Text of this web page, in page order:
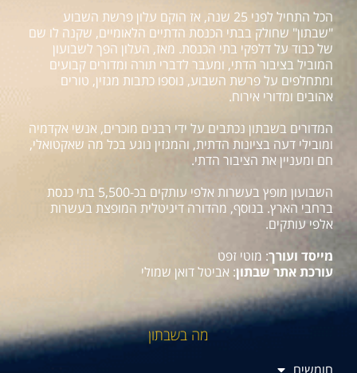
הכל התחיל לפני 25 שנה, אז הוקם עלון פרשת השבוע
"שבתון" שחולק בבתי הכנסת הדתיים הלאומיים, שקנה לו שם
של כבוד על דלפקי בתי הכנסת. מאז, העלון הפך לשבועון
המוביל בציבור הדתי, ומעבר לדברי תורה ומדורים קבועים
ומתחלפים על פרשת השבוע, נוספו כתבות מגזין, טורים
אהובים ומדורי אירוח.
המדורים בשבתון נכתבים על ידי רבנים מוכרים, אנשי אקדמיה
ומובילי דעה בציונות הדתית, והמגזין נוגע בכל מה שאקטואלי,
חם ומעניין את הציבור הדתי.
השבועון מופץ בעשרות אלפי עותקים בכ-5,500 בתי כנסת
ברחבי הארץ. בנוסף, מהדורה דיגיטלית המופצת בעשרות
אלפי עותקים.
מייסד ועורך: מוטי זפט
עורכת אתר שבתון: אביטל דואן שמולי
מה בשבתון